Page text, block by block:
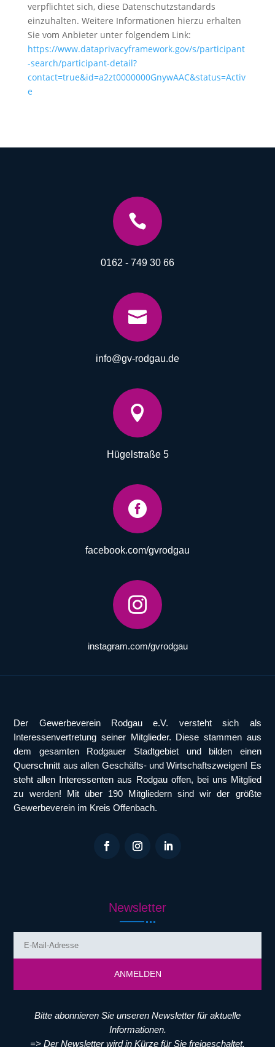
verpflichtet sich, diese Datenschutzstandards
einzuhalten. Weitere Informationen hierzu erhalten
Sie vom Anbieter unter folgendem Link:
https://www.dataprivacyframework.gov/s/participant
-search/participant-detail?
contact=true&id=a2zt0000000GnywAAC&status=Activ
e

0162 - 749 30 66

info@gv-rodgau.de

Hügelstraße 5

facebook.com/gvrodgau

instagram.com/gvrodgau
Der Gewerbeverein Rodgau e.V. versteht sich als
Interessenvertretung seiner Mitglieder. Diese stammen aus
dem gesamten Rodgauer Stadtgebiet und bilden einen
Querschnitt aus allen Geschäfts- und Wirtschaftszweigen! Es
steht allen Interessenten aus Rodgau offen, bei uns Mitglied
zu werden! Mit über 190 Mitgliedern sind wir der größte
Gewerbeverein im Kreis Offenbach.
Newsletter
ANMELDEN
Bitte abonnieren Sie unseren Newsletter für aktuelle
Informationen.
=> Der Newsletter wird in Kürze für Sie freigeschaltet.